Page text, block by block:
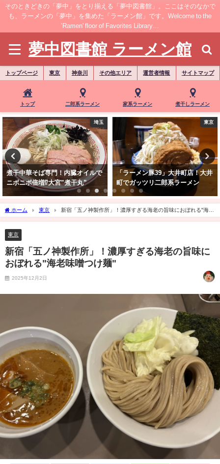
そのときどきの「夢中」をとり揃える「夢中図書館」。ここはそのなかで
も、ラーメンの「夢中」を集めた「ラーメン館」です。Welcome to the
’Ramen' floor of Favorites Library…
夢中図書館 ラーメン館
トップページ 東京 神奈川 その他エリア 運営者情報 サイトマップ
トップ 二郎系ラーメン 家系ラーメン 煮干しラーメン
埼玉
煮干中華そば専門！内臓オイルで
ニボニボ倍増⁉大宮”煮干丸”
東京
「ラーメン豚39」大井町店！大井
町でガッツリ二郎系ラーメン
ホーム 東京
新宿「五ノ神製作所」！濃厚すぎる海老の旨味におぼれる"海老
味噌つけ麺"
東京
新宿「五ノ神製作所」！濃厚すぎる海老の旨味に
おぼれる"海老味噌つけ麺"
2025年12月2日